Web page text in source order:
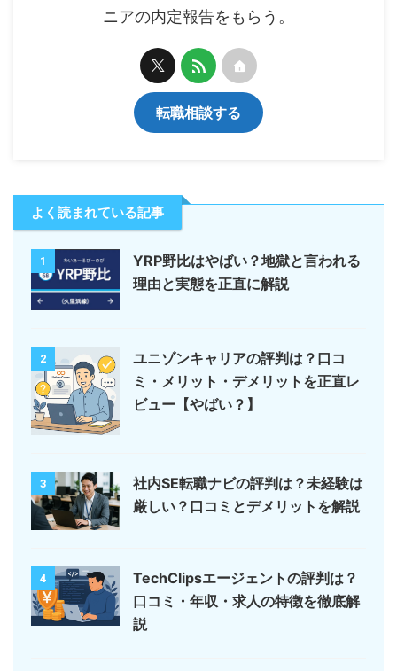
ニアの内定報告をもらう。
転職相談する
よく読まれている記事
1
YRP野比はやばい？地獄と言われる
理由と実態を正直に解説
2
ユニゾンキャリアの評判は？口コ
ミ・メリット・デメリットを正直レ
ビュー【やばい？】
3
社内SE転職ナビの評判は？未経験は
厳しい？口コミとデメリットを解説
4
TechClipsエージェントの評判は？
口コミ・年収・求人の特徴を徹底解
説